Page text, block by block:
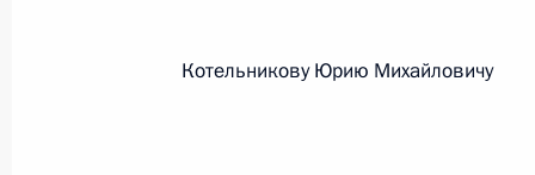
Котельникову Юрию Михайловичу